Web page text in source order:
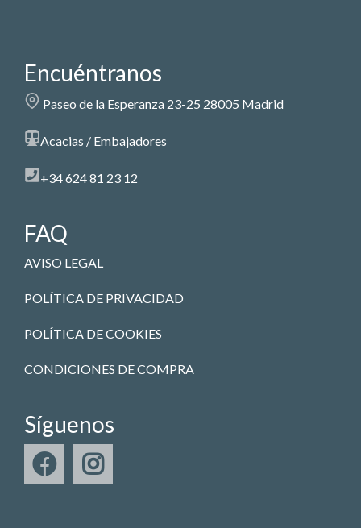
Encuéntranos
Paseo de la Esperanza 23-25 28005 Madrid
Acacias / Embajadores
+34 624 81 23 12
FAQ
AVISO LEGAL
POLÍTICA DE PRIVACIDAD
POLÍTICA DE COOKIES
CONDICIONES DE COMPRA
Síguenos